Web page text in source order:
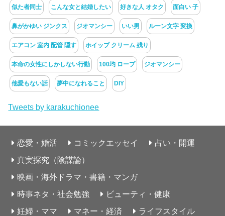
似た者同士 こんな女と結婚したい 好きな人 オタク 面白い 子
鼻がかゆい ジンクス ジオマンシー いい男 ルーン文字 変換
エアコン 室内 配管 隠す ホイップ クリーム 残り
本命の女性にしかしない行動 100均 ロープ ジオマンシー
他愛もない話 夢中になれること DIY
Tweets by karakuchionee
恋愛・婚活 コミックエッセイ
占い・開運
真実探究（陰謀論）
映画・海外ドラマ・書籍・マンガ
時事ネタ・社会勉強
ビューティ・健康
妊婦・ママ
マネー・経済 ライフスタイル